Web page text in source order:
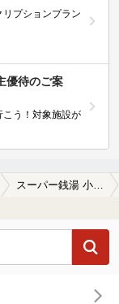
プションプラン
優待のご案
う！対象施設が
スーパー銭湯 小山やすらぎの湯の口コミ サウナは良かった